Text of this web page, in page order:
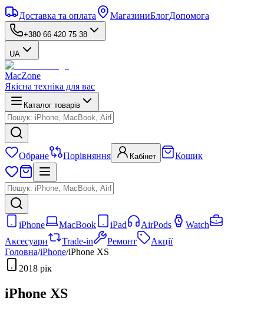
Доставка та оплата МагазиниБлогДопомога
+380 66 420 75 38
UA
MacZone
Якісна техніка для вас
Каталог товарів
Обране Порівняння Кабінет Кошик
iPhone MacBook iPad AirPods
Watch
Аксесуари
Trade-in Ремонт
Акції
Головна/iPhone/iPhone XS
2018 рік
iPhone XS